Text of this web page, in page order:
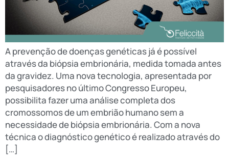
A prevenção de doenças genéticas já é possível
através da biópsia embrionária, medida tomada antes
da gravidez. Uma nova tecnologia, apresentada por
pesquisadores no último Congresso Europeu,
possibilita fazer uma análise completa dos
cromossomos de um embrião humano sem a
necessidade de biópsia embrionária. Com a nova
técnica o diagnóstico genético é realizado através do
[…]